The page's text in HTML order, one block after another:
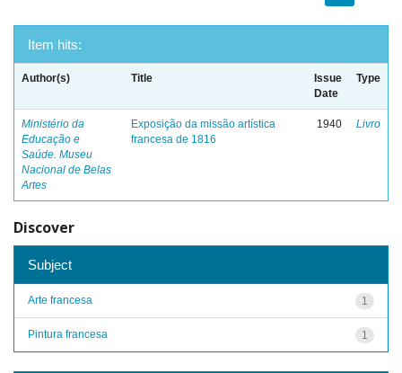
Item hits:
Author(s) Title
Issue
Date
Type
Ministério da
Educação e
Saúde. Museu
Nacional de Belas
Artes
Exposição da missão artística
francesa de 1816
1940 Livro
Discover
Subject
1
Arte francesa
1
Pintura francesa